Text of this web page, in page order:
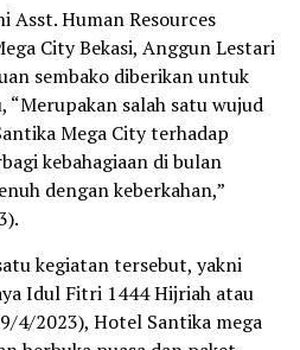
Asst. Human Resources
City Bekasi, Anggun Lestari
sembako diberikan untuk
“Merupakan salah satu wujud
Mega City terhadap
kebahagiaan di bulan
dengan keberkahan,”
kegiatan tersebut, yakni
Idul Fitri 1444 Hijriah atau
4/2023), Hotel Santika mega